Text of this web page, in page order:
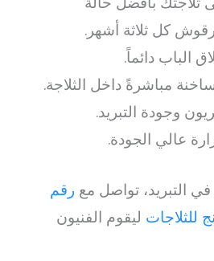
كل ثلاثة أشهر.
الباب دائماً.
مباشرةً داخل الثلاجة.
وجودة التبريد.
عالي الجودة.
التبريد، تواصل مع رقم
للثلاجات ليقوم الفنيون